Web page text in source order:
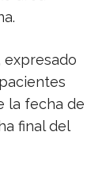
expresado
la fecha de
final del